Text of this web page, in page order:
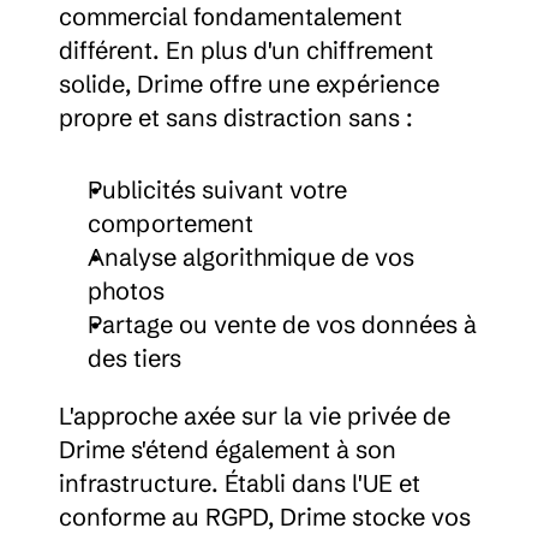
commercial fondamentalement
différent. En plus d'un chiffrement
solide, Drime offre une expérience
propre et sans distraction sans :
Publicités suivant votre
comportement
Analyse algorithmique de vos
photos
Partage ou vente de vos données à
des tiers
L'approche axée sur la vie privée de
Drime s'étend également à son
infrastructure. Établi dans l'UE et
conforme au RGPD, Drime stocke vos